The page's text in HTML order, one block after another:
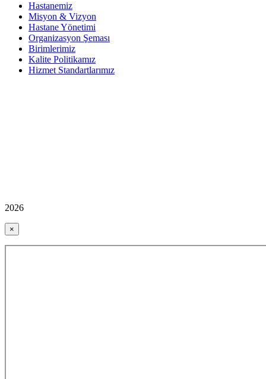
Hastanemiz
Misyon & Vizyon
Hastane Yönetimi
Organizasyon Şeması
Birimlerimiz
Kalite Politikamız
Hizmet Standartlarımız
2026
×